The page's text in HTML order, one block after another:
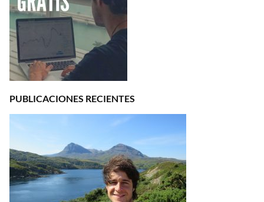
PUBLICACIONES RECIENTES